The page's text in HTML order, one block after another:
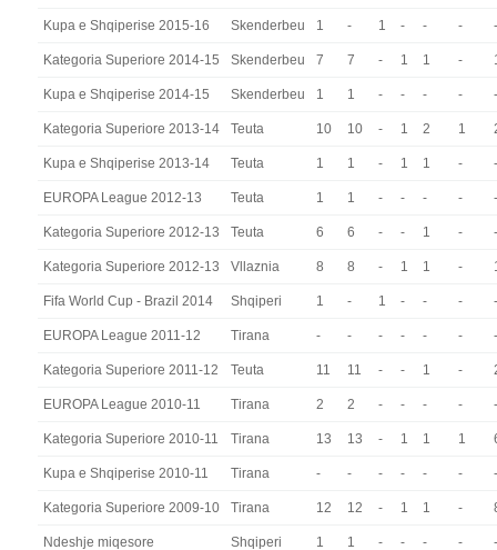
Kupa e Shqiperise 2015-16 Skenderbeu 1 - 1 - - - -
Kategoria Superiore 2014-15 Skenderbeu 7 7 - 1 1 -
Kupa e Shqiperise 2014-15 Skenderbeu 1 1 - - - - -
Kategoria Superiore 2013-14 Teuta 10 10 - 1 2 1
Kupa e Shqiperise 2013-14 Teuta 1 1 - 1 1 - -
EUROPA League 2012-13 Teuta 1 1 - - - - -
Kategoria Superiore 2012-13 Teuta 6 6 - - 1 - -
Kategoria Superiore 2012-13 Vllaznia 8 8 - 1 1 -
Fifa World Cup - Brazil 2014 Shqiperi 1 - 1 - - - -
EUROPA League 2011-12 Tirana - - - - - - -
Kategoria Superiore 2011-12 Teuta 11 11 - - 1 -
EUROPA League 2010-11 Tirana 2 2 - - - - -
Kategoria Superiore 2010-11 Tirana 13 13 - 1 1 1
Kupa e Shqiperise 2010-11 Tirana - - - - - - -
Kategoria Superiore 2009-10 Tirana 12 12 - 1 1 -
Ndeshje miqesore Shqiperi 1 1 - - - -
-